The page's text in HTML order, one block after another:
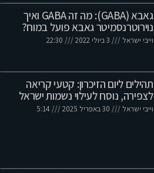
גאבא (GABA): מה זה GABA ואיך
נוירוטרנסמיטר גאבא פועל במוח?
וייבי ישראל
תהילים ליום הזיכרון: קטעי קריאה
לצפירה, נוסח לעילוי נשמות ישראל
וייבי ישראל